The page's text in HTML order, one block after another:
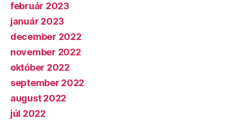
február 2023
január 2023
december 2022
november 2022
október 2022
september 2022
august 2022
júl 2022